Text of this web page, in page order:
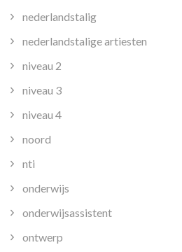
nederlandstalig
nederlandstalige artiesten
niveau 2
niveau 3
niveau 4
noord
nti
onderwijs
onderwijsassistent
ontwerp